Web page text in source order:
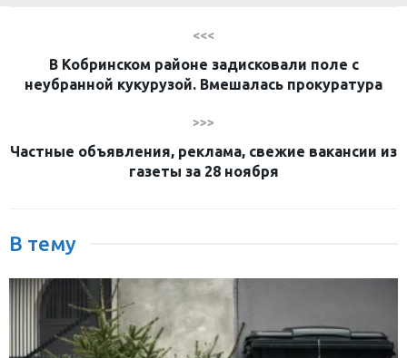
<<<
В Кобринском районе задисковали поле с
неубранной кукурузой. Вмешалась прокуратура
>>>
Частные объявления, реклама, свежие вакансии из
газеты за 28 ноября
В тему